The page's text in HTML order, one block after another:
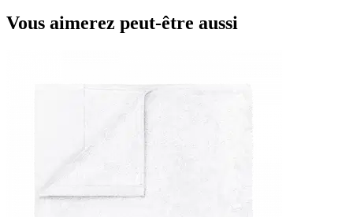
Vous aimerez peut-être aussi